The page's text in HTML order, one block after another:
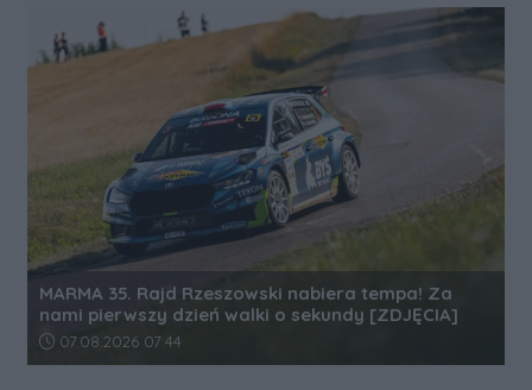
MARMA 35. Rajd Rzeszowski nabiera tempa! Za
nami pierwszy dzień walki o sekundy [ZDJĘCIA]
Data dodania artykułu:
07.08.2026 07:44